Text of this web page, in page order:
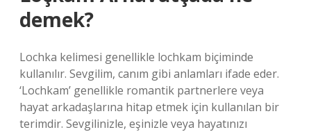
demek?
Lochka kelimesi genellikle lochkam biçiminde
kullanılır. Sevgilim, canım gibi anlamları ifade eder.
‘Lochkam’ genellikle romantik partnerlere veya
hayat arkadaşlarına hitap etmek için kullanılan bir
terimdir. Sevgilinizle, eşinizle veya hayatınızı